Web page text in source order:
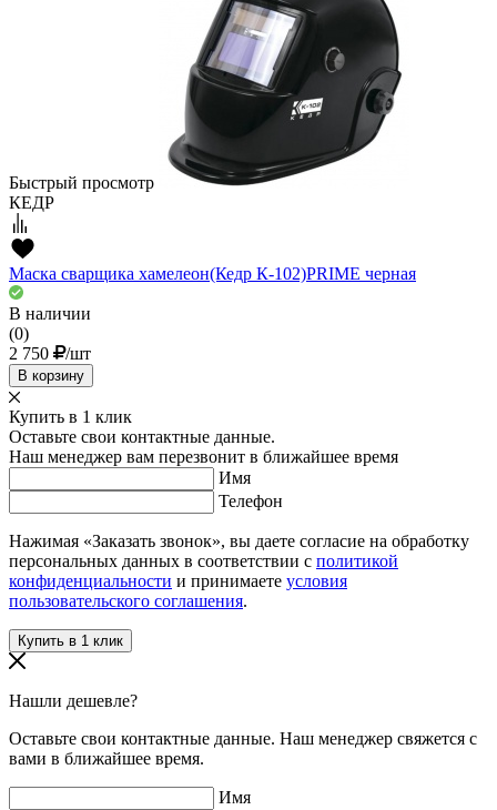
Быстрый просмотр
КЕДР
Маска сварщика хамелеон(Кедр К-102)PRIME черная
В наличии
(0)
2 750
/шт
В корзину
Купить в 1 клик
Оставьте свои контактные данные.
Наш менеджер вам перезвонит в ближайшее время
Имя
Телефон
Нажимая «Заказать звонок», вы даете согласие на обработку
персональных данных в соответствии с политикой
конфиденциальности и принимаете условия
пользовательского соглашения.
Нашли дешевле?
Оставьте свои контактные данные. Наш менеджер свяжется с
вами в ближайшее время.
Имя